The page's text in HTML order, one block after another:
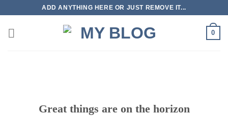
content
ADD ANYTHING HERE OR JUST REMOVE IT...
0
Great things are on the horizon